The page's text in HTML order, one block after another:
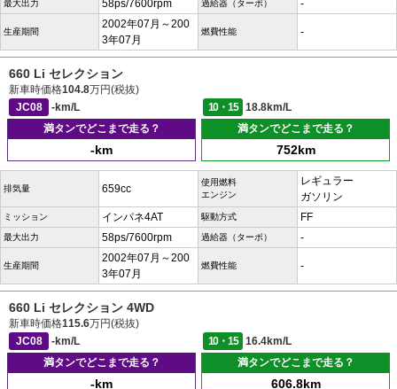
最大出力 58ps/7600rpm 過給器（ターボ） -
生産期間
2002年07月～200
3年07月
燃費性能 -
660 Li セレクション
新車時価格104.8万円(税抜)
JC08
-km/L 10・15
18.8km/L
満タンでどこまで走る？
-km
満タンでどこまで走る？
752km
排気量 659cc
使用燃料
エンジン
レギュラー
ガソリン
ミッション インパネ4AT 駆動方式 FF
最大出力 58ps/7600rpm 過給器（ターボ） -
生産期間
2002年07月～200
3年07月
燃費性能 -
660 Li セレクション 4WD
新車時価格115.6万円(税抜)
JC08
-km/L 10・15
16.4km/L
満タンでどこまで走る？
-km
満タンでどこまで走る？
606.8km